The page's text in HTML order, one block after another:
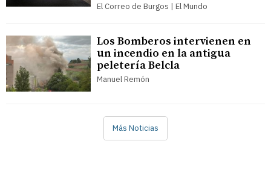
El Correo de Burgos | El Mundo
Los Bomberos intervienen en
un incendio en la antigua
peletería Belcla
Manuel Remón
Más Noticias